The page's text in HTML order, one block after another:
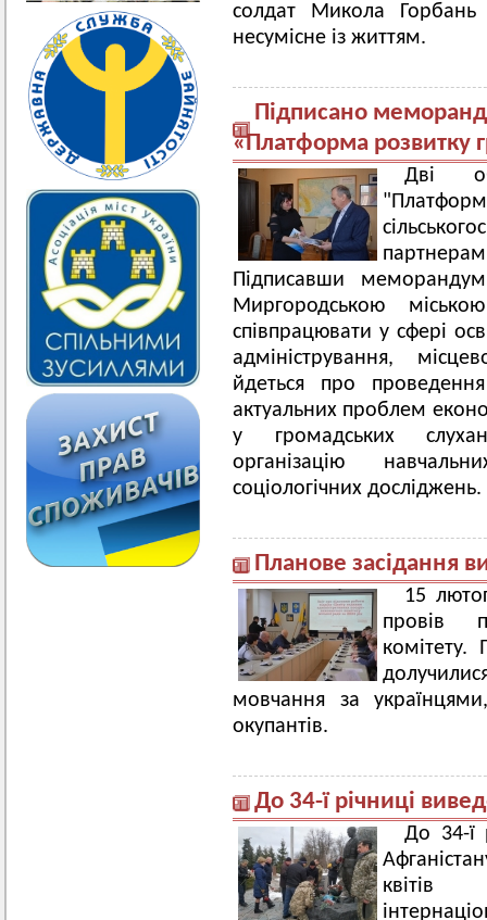
солдат Микола Горбань
несумісне із життям.
Підписано
«Платформа розвитку
Дві
Підписавши
Миргородською
співпрацювати у сфері
адміністрування,
йдеться про
актуальних проблем
у громадських
організацію
соціологічних досліджень.
Планове засідання
15
провів
комітету.
мовчання за
окупантів.
До 34-ї річниці
До 34-ї